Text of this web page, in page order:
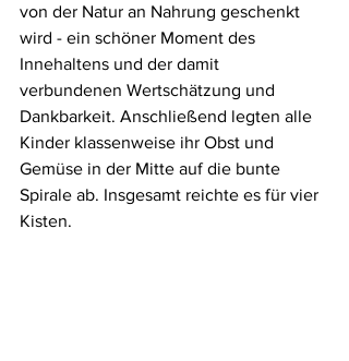
von der Natur an Nahrung geschenkt
wird - ein schöner Moment des
Innehaltens und der damit
verbundenen Wertschätzung und
Dankbarkeit. Anschließend legten alle
Kinder klassenweise ihr Obst und
Gemüse in der Mitte auf die bunte
Spirale ab. Insgesamt reichte es für vier
Kisten.